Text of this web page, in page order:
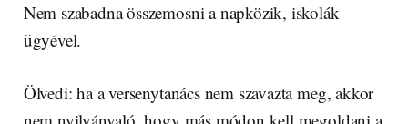
Nem szabadna összemosni a napközik, iskolák
ügyével.
Ölvedi: ha a versenytanács nem szavazta meg, akkor